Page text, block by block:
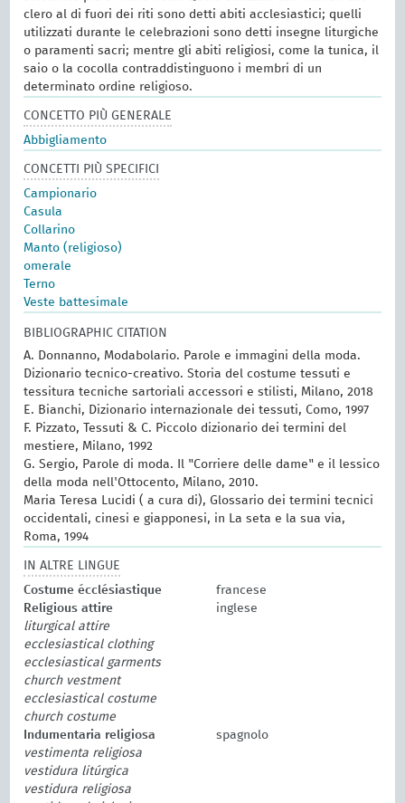
clero al di fuori dei riti sono detti abiti acclesiastici; quelli
utilizzati durante le celebrazioni sono detti insegne liturgiche
o paramenti sacri; mentre gli abiti religiosi, come la tunica, il
saio o la cocolla contraddistinguono i membri di un
determinato ordine religioso.
CONCETTO PIÙ GENERALE
Abbigliamento
CONCETTI PIÙ SPECIFICI
Campionario
Casula
Collarino
Manto (religioso)
omerale
Terno
Veste battesimale
BIBLIOGRAPHIC CITATION
A. Donnanno, Modabolario. Parole e immagini della moda.
Dizionario tecnico-creativo. Storia del costume tessuti e
tessitura tecniche sartoriali accessori e stilisti, Milano, 2018
E. Bianchi, Dizionario internazionale dei tessuti, Como, 1997
F. Pizzato, Tessuti & C. Piccolo dizionario dei termini del
mestiere, Milano, 1992
G. Sergio, Parole di moda. Il "Corriere delle dame" e il lessico
della moda nell'Ottocento, Milano, 2010.
Maria Teresa Lucidi ( a cura di), Glossario dei termini tecnici
occidentali, cinesi e giapponesi, in La seta e la sua via,
Roma, 1994
IN ALTRE LINGUE
Costume écclésiastique
francese
Religious attire
inglese
liturgical attire
ecclesiastical clothing
ecclesiastical garments
church vestment
ecclesiastical costume
church costume
Indumentaria religiosa
spagnolo
vestimenta religiosa
vestidura litúrgica
vestidura religiosa